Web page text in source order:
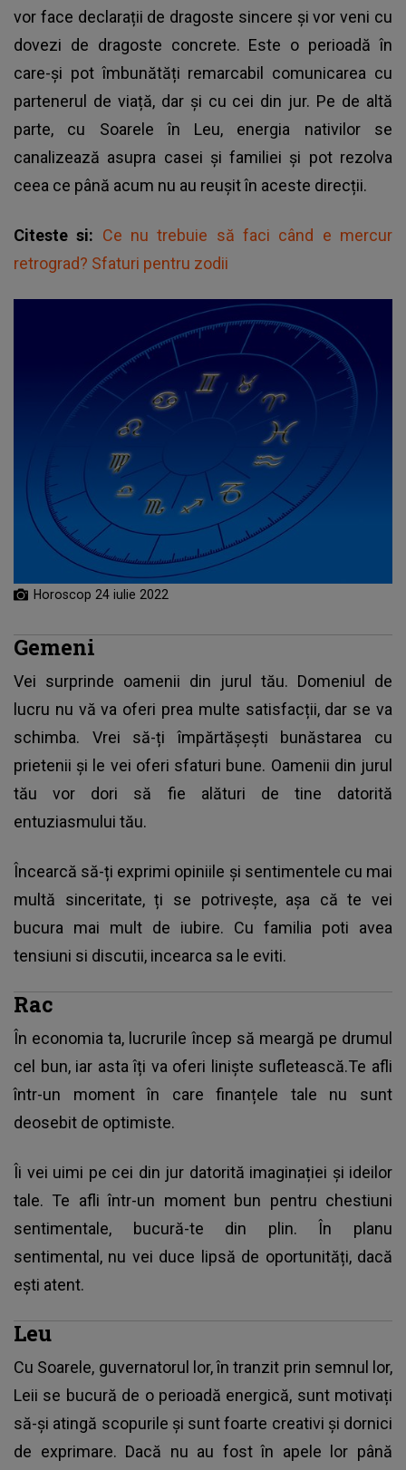
vor face declarații de dragoste sincere și vor veni cu
dovezi de dragoste concrete. Este o perioadă în
care-și pot îmbunătăți remarcabil comunicarea cu
partenerul de viață, dar și cu cei din jur. Pe de altă
parte, cu Soarele în Leu, energia nativilor se
canalizează asupra casei și familiei și pot rezolva
ceea ce până acum nu au reușit în aceste direcții.
Citeste si: Ce nu trebuie să faci când e mercur
retrograd? Sfaturi pentru zodii
Horoscop 24 iulie 2022
Gemeni
Vei surprinde oamenii din jurul tău. Domeniul de
lucru nu vă va oferi prea multe satisfacții, dar se va
schimba. Vrei să-ți împărtășești bunăstarea cu
prietenii și le vei oferi sfaturi bune. Oamenii din jurul
tău vor dori să fie alături de tine datorită
entuziasmului tău.
Încearcă să-ți exprimi opiniile și sentimentele cu mai
multă sinceritate, ți se potrivește, așa că te vei
bucura mai mult de iubire. Cu familia poti avea
tensiuni si discutii, incearca sa le eviti.
Rac
În economia ta, lucrurile încep să meargă pe drumul
cel bun, iar asta îți va oferi liniște sufletească.Te afli
într-un moment în care finanțele tale nu sunt
deosebit de optimiste.
Îi vei uimi pe cei din jur datorită imaginației și ideilor
tale. Te afli într-un moment bun pentru chestiuni
sentimentale, bucură-te din plin. În planu
sentimental, nu vei duce lipsă de oportunități, dacă
ești atent.
Leu
Cu Soarele, guvernatorul lor, în tranzit prin semnul lor,
Leii se bucură de o perioadă energică, sunt motivați
să-și atingă scopurile și sunt foarte creativi și dornici
de exprimare. Dacă nu au fost în apele lor până